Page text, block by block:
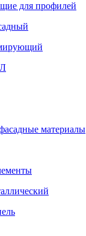
для профилей
материалы